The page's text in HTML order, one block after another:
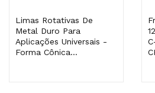
Limas Rotativas De
Metal Duro Para
Aplicações Universais -
Forma Cônica...
Fresa Tungsténio ZYA